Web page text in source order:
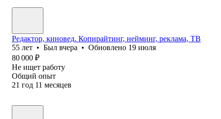
Редактор, киновед. Копирайтинг, нейминг, реклама, ТВ
55 лет • Был вчера • Обновлено 19 июля
80 000 ₽
Не ищет работу
Общий опыт
21 год 11 месяцев